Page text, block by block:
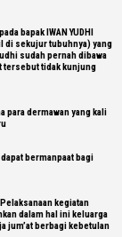
bapak IWAN YUDHI
di sekujur tubuhnya) yang
sudah pernah dibawa
tersebut tidak kunjung
para dermawan yang kali
bermanpaat bagi
kegiatan
dalam hal ini keluarga
jum’at berbagi kebetulan